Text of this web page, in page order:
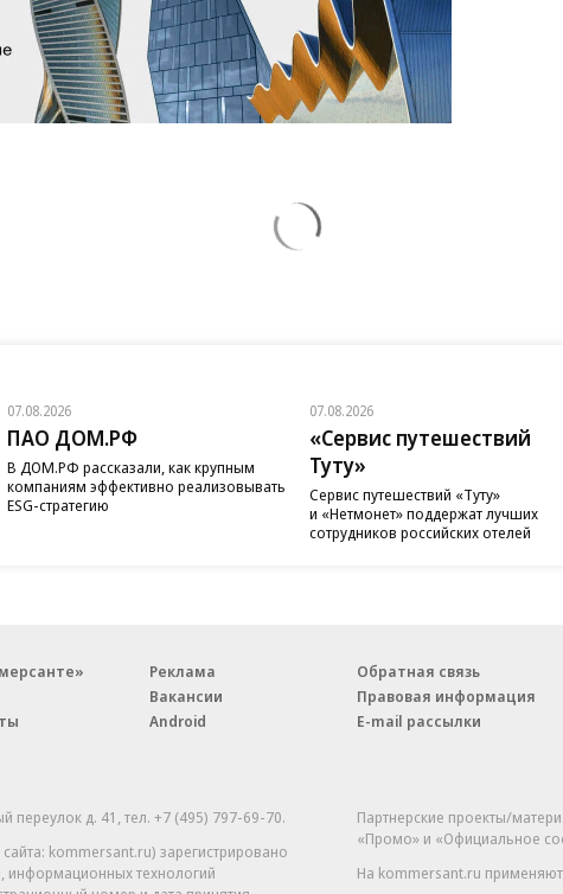
07.08.2026
ПАО ДОМ.РФ
В ДОМ.РФ рассказали, как крупным
компаниям эффективно реализовывать
ESG-стратегию
07.08.2026
«Сервис путешествий
Туту»
Сервис путешествий «Туту»
и «Нетмонет» поддержат лучших
сотрудников российских отелей
Реклама
Вакансии
Android
Обратная связь
Правовая информация
E-mail рассылки
переулок д. 41,тел. +7 (495) 797-69-70.
kommersant.ru) зарегистрировано
информационных технологий
Партнерские проекты/
«Промо» и «Официальное
На kommersant.ru